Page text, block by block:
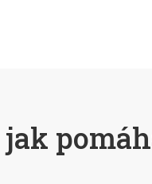
jak